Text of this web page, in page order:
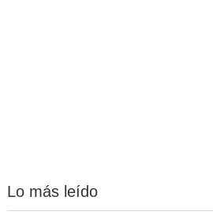
Lo más leído